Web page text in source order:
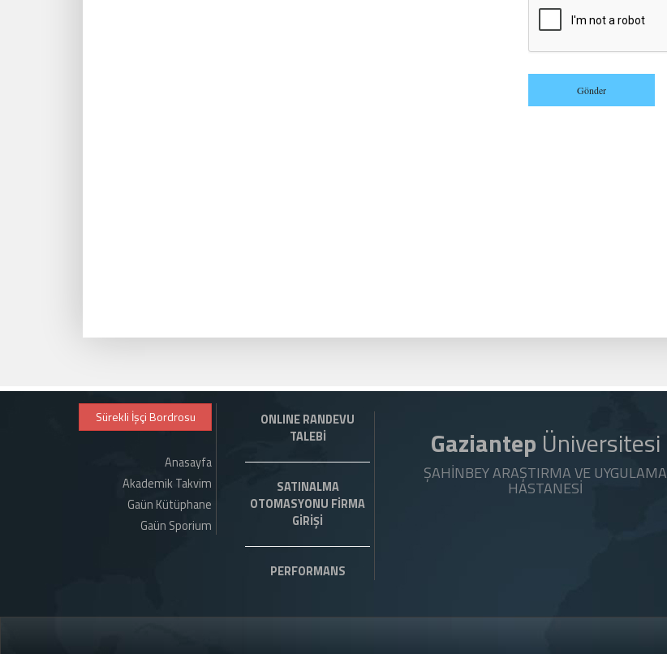
Sürekli İşçi Bordrosu
Anasayfa
Akademik Takvim
Gaün Kütüphane
Gaün Sporium
ONLINE RANDEVU
TALEBİ
SATINALMA
OTOMASYONU FİRMA
GİRİŞİ
PERFORMANS
Gaziantep Üniversitesi
ŞAHİNBEY ARAŞTIRMA VE UYGULAMA
HASTANESİ